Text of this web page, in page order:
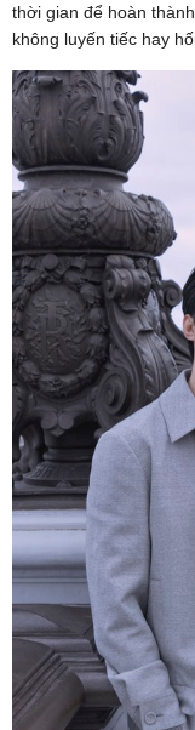
thời gian để hoàn
không luyến tiếc hay